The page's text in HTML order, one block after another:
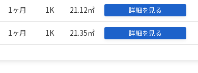
1ヶ月 1K 21.12㎡ 詳細を見る
1ヶ月 1K 21.35㎡ 詳細を見る